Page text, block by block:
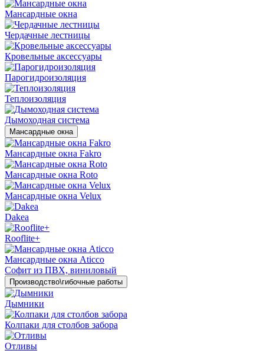
Мансардные окна
Чердачные лестницы
Кровельные аксессуары
Парогидроизоляция
Теплоизоляция
Дымоходная система
Мансардные окна
Мансардные окна Fakro
Мансардные окна Roto
Мансардные окна Velux
Dakea
Rooflite+
Мансардные окна Aticco
Софит из ПВХ, виниловый
Производство\гибочные работы
Дымники
Колпаки для столбов забора
Отливы